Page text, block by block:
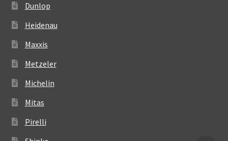
Dunlop
Heidenau
Maxxis
Metzeler
Michelin
Mitas
Pirelli